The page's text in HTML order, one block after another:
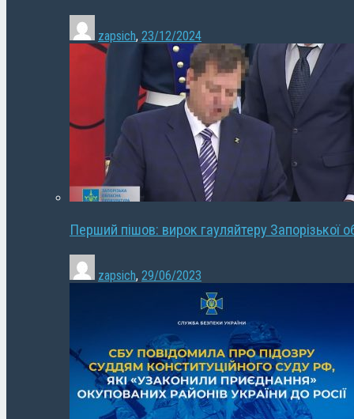
zapsich, 23/12/2024
Перший пішов: вирок гауляйтеру Запорізької
zapsich, 29/06/2023